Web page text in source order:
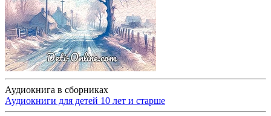
Аудиокнига в сборниках
Аудиокниги для детей 10 лет и старше